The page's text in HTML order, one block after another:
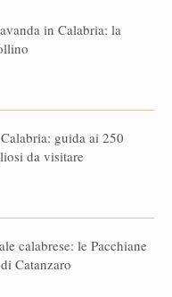
in Calabria: la
guida ai 250
da visitare
calabrese: le Pacchiane
Catanzaro